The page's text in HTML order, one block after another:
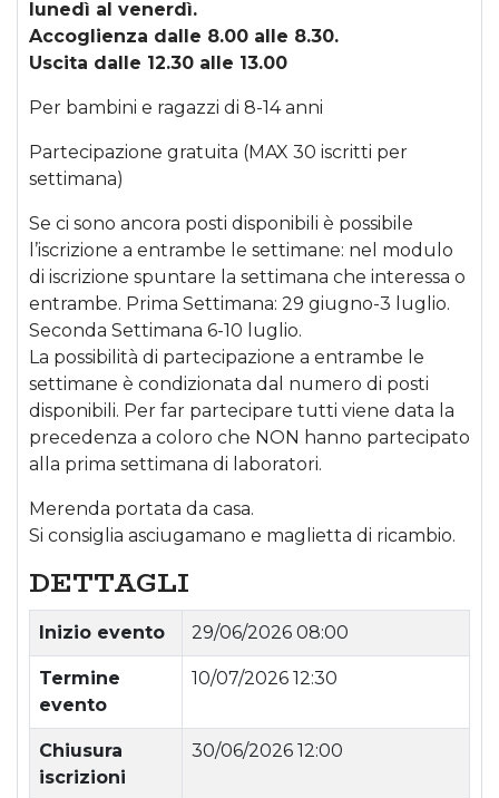
lunedì al venerdì.
Accoglienza dalle 8.00 alle 8.30.
Uscita dalle 12.30 alle 13.00
Per bambini e ragazzi di 8-14 anni
Partecipazione gratuita (MAX 30 iscritti per
settimana)
Se ci sono ancora posti disponibili è possibile
l’iscrizione a entrambe le settimane: nel modulo
di iscrizione spuntare la settimana che interessa o
entrambe. Prima Settimana: 29 giugno-3 luglio.
Seconda Settimana 6-10 luglio.
La possibilità di partecipazione a entrambe le
settimane è condizionata dal numero di posti
disponibili. Per far partecipare tutti viene data la
precedenza a coloro che NON hanno partecipato
alla prima settimana di laboratori.
Merenda portata da casa.
Si consiglia asciugamano e maglietta di ricambio.
DETTAGLI
Inizio evento 29/06/2026 08:00
Termine
evento
10/07/2026 12:30
Chiusura
iscrizioni
30/06/2026 12:00